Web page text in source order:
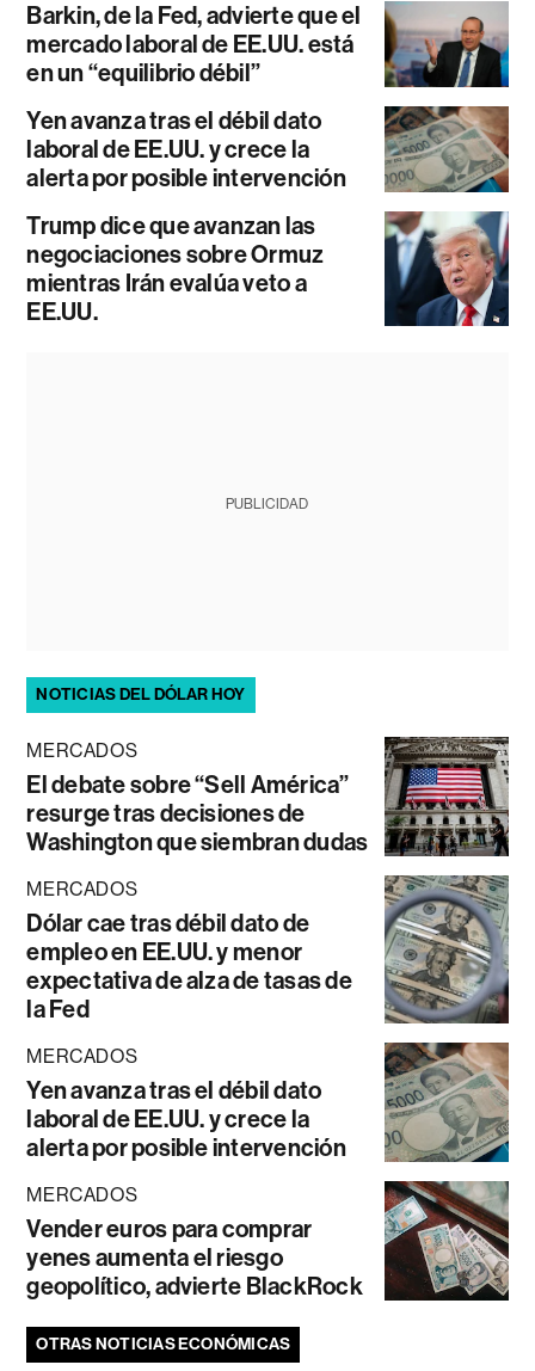
Barkin, de la Fed, advierte que el
mercado laboral de EE.UU. está
en un “equilibrio débil”
Yen avanza tras el débil dato
laboral de EE.UU. y crece la
alerta por posible intervención
Trump dice que avanzan las
negociaciones sobre Ormuz
mientras Irán evalúa veto a
EE.UU.
PUBLICIDAD
NOTICIAS DEL DÓLAR HOY
MERCADOS
El debate sobre “Sell América”
resurge tras decisiones de
Washington que siembran dudas
MERCADOS
Dólar cae tras débil dato de
empleo en EE.UU. y menor
expectativa de alza de tasas de
la Fed
MERCADOS
Yen avanza tras el débil dato
laboral de EE.UU. y crece la
alerta por posible intervención
MERCADOS
Vender euros para comprar
yenes aumenta el riesgo
geopolítico, advierte BlackRock
OTRAS NOTICIAS ECONÓMICAS